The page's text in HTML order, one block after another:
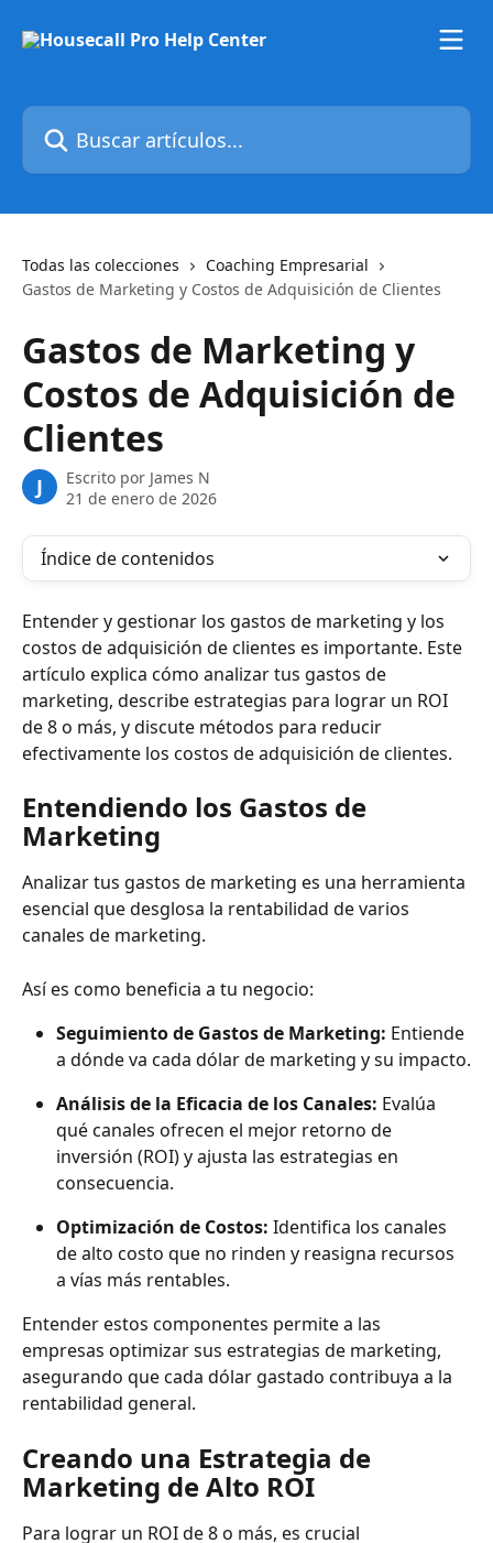
Buscar artículos...
Todas las colecciones
Coaching Empresarial
Gastos de Marketing y Costos de Adquisición de Clientes
Gastos de Marketing y
Costos de Adquisición de
Clientes
J Escrito por James N
21 de enero de 2026
Índice de contenidos
Entender y gestionar los gastos de marketing y los
costos de adquisición de clientes es importante. Este
artículo explica cómo analizar tus gastos de
marketing, describe estrategias para lograr un ROI
de 8 o más, y discute métodos para reducir
efectivamente los costos de adquisición de clientes.
Entendiendo los Gastos de
Marketing
Analizar tus gastos de marketing es una herramienta
esencial que desglosa la rentabilidad de varios
canales de marketing.
Así es como beneficia a tu negocio:
Seguimiento de Gastos de Marketing: Entiende
a dónde va cada dólar de marketing y su impacto.
Análisis de la Eficacia de los Canales: Evalúa
qué canales ofrecen el mejor retorno de
inversión (ROI) y ajusta las estrategias en
consecuencia.
Optimización de Costos: Identifica los canales
de alto costo que no rinden y reasigna recursos
a vías más rentables.
Entender estos componentes permite a las
empresas optimizar sus estrategias de marketing,
asegurando que cada dólar gastado contribuya a la
rentabilidad general.
Creando una Estrategia de
Marketing de Alto ROI
Para lograr un ROI de 8 o más, es crucial